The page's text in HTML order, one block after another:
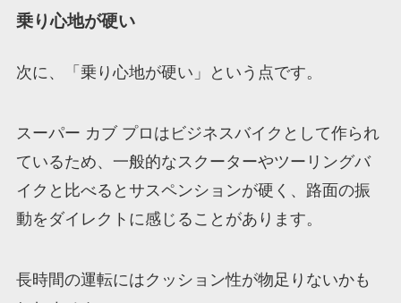
乗り心地が硬い
次に、「乗り心地が硬い」という点です。
スーパー カブ プロはビジネスバイクとして作られ
ているため、一般的なスクーターやツーリングバ
イクと比べるとサスペンションが硬く、路面の振
動をダイレクトに感じることがあります。
長時間の運転にはクッション性が物足りないかも